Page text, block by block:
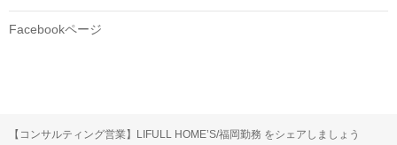
Facebookページ
【コンサルティング営業】LIFULL HOME’S/福岡勤務 をシェアしましょう